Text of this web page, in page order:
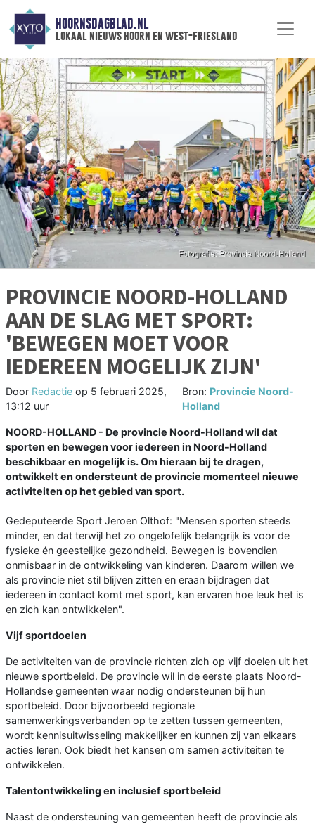
HOORNSDAGBLAD.NL
lokaal nieuws hoorn en west-friesland
PROVINCIE NOORD-HOLLAND
AAN DE SLAG MET SPORT:
'BEWEGEN MOET VOOR
IEDEREEN MOGELIJK ZIJN'
Door Redactie op 5 februari 2025,
13:12 uur
Bron: Provincie Noord-
Holland
NOORD-HOLLAND - De provincie Noord-Holland wil dat
sporten en bewegen voor iedereen in Noord-Holland
beschikbaar en mogelijk is. Om hieraan bij te dragen,
ontwikkelt en ondersteunt de provincie momenteel nieuwe
activiteiten op het gebied van sport.
Gedeputeerde Sport Jeroen Olthof: "Mensen sporten steeds
minder, en dat terwijl het zo ongelofelijk belangrijk is voor de
fysieke én geestelijke gezondheid. Bewegen is bovendien
onmisbaar in de ontwikkeling van kinderen. Daarom willen we
als provincie niet stil blijven zitten en eraan bijdragen dat
iedereen in contact komt met sport, kan ervaren hoe leuk het is
en zich kan ontwikkelen".
Vijf sportdoelen
De activiteiten van de provincie richten zich op vijf doelen uit het
nieuwe sportbeleid. De provincie wil in de eerste plaats Noord-
Hollandse gemeenten waar nodig ondersteunen bij hun
sportbeleid. Door bijvoorbeeld regionale
samenwerkingsverbanden op te zetten tussen gemeenten,
wordt kennisuitwisseling makkelijker en kunnen zij van elkaars
acties leren. Ook biedt het kansen om samen activiteiten te
ontwikkelen.
Talentontwikkeling en inclusief sportbeleid
Naast de ondersteuning van gemeenten heeft de provincie als